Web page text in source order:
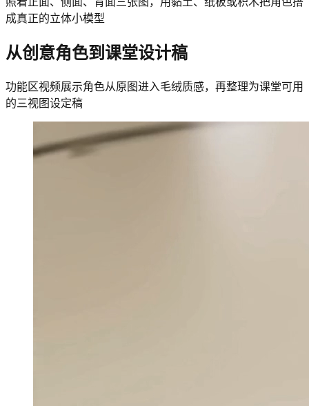
成真正的立体小模型
从创意角色到课堂设计稿
功能区视频展示角色从原图进入毛绒质感，再整理为课堂可用
的三视图设定稿